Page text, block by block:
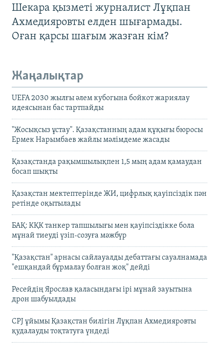
Шекара қызметі журналист Лұқпан
Ахмедияровты елден шығармады.
Оған қарсы шағым жазған кім?
Жаңалықтар
UEFA 2030 жылғы әлем кубогына бойкот жариялау
идеясынан бас тартпайды
"Жосықсыз ұстау". Қазақстанның адам құқығы бюросы
Ермек Нарымбаев жайлы мәлімдеме жасады
Қазақстанда рақымшылықпен 1,5 мың адам қамаудан
босап шықты
Қазақстан мектептерінде ЖИ, цифрлық қауіпсіздік пән
ретінде оқытылады
БАҚ: КҚК танкер тапшылығы мен қауіпсіздікке бола
мұнай тиеуді үзіп-созуға мәжбүр
"Қазақстан" арнасы сайлауалды дебаттағы сауалнамада
"ешқандай бұрмалау болған жоқ" дейді
Ресейдің Ярослав қаласындағы ірі мұнай зауытына
дрон шабуылдады
CPJ ұйымы Қазақстан билігін Лұқпан Ахмедияровты
қудалауды тоқтатуға үндеді